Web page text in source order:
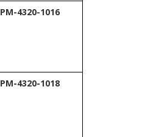
PM-4320-1016
PM-4320-1018